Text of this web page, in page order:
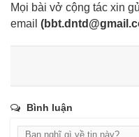
Mọi bài vở cộng tác xin
email (
Bình luận